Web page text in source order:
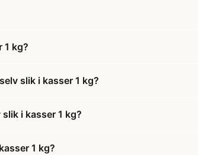
1 kg?
slik i kasser 1 kg?
i kasser 1 kg?
1 kg?